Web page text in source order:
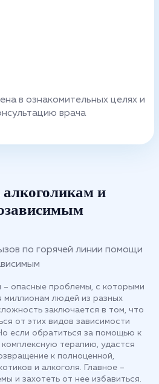
в ознакомительных целях и
врача
и
– опасные проблемы, с которыми
миллионам людей из разных
заключается в том, что
от этих видов зависимости
если обратиться за помощью к
терапию, удастся
к полноценной,
и алкоголя. Главное –
и захотеть от нее избавиться.